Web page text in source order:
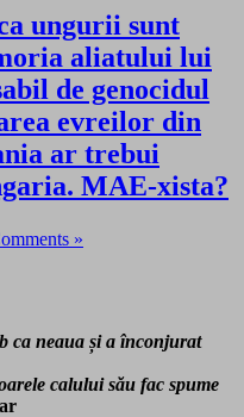
ungurii sunt
aliatului lui
de genocidul
evreilor din
ar trebui
MAE-xista?
»
ca neaua și a înconjurat
calului său fac spume